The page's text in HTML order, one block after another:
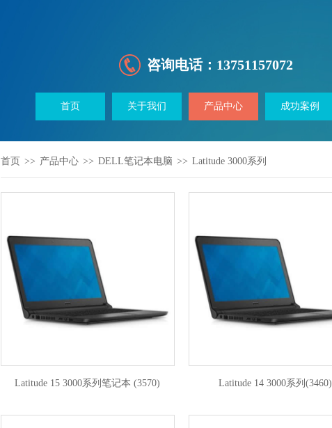
咨询电话： 13751157072
首页 关于我们 产品中心 成功案例
首页 >> 产品中心 >> DELL笔记本电脑 >> Latitude 3000系列
Latitude 15 3000系列笔记本 (3570) Latitude 14 3000系列(3460)